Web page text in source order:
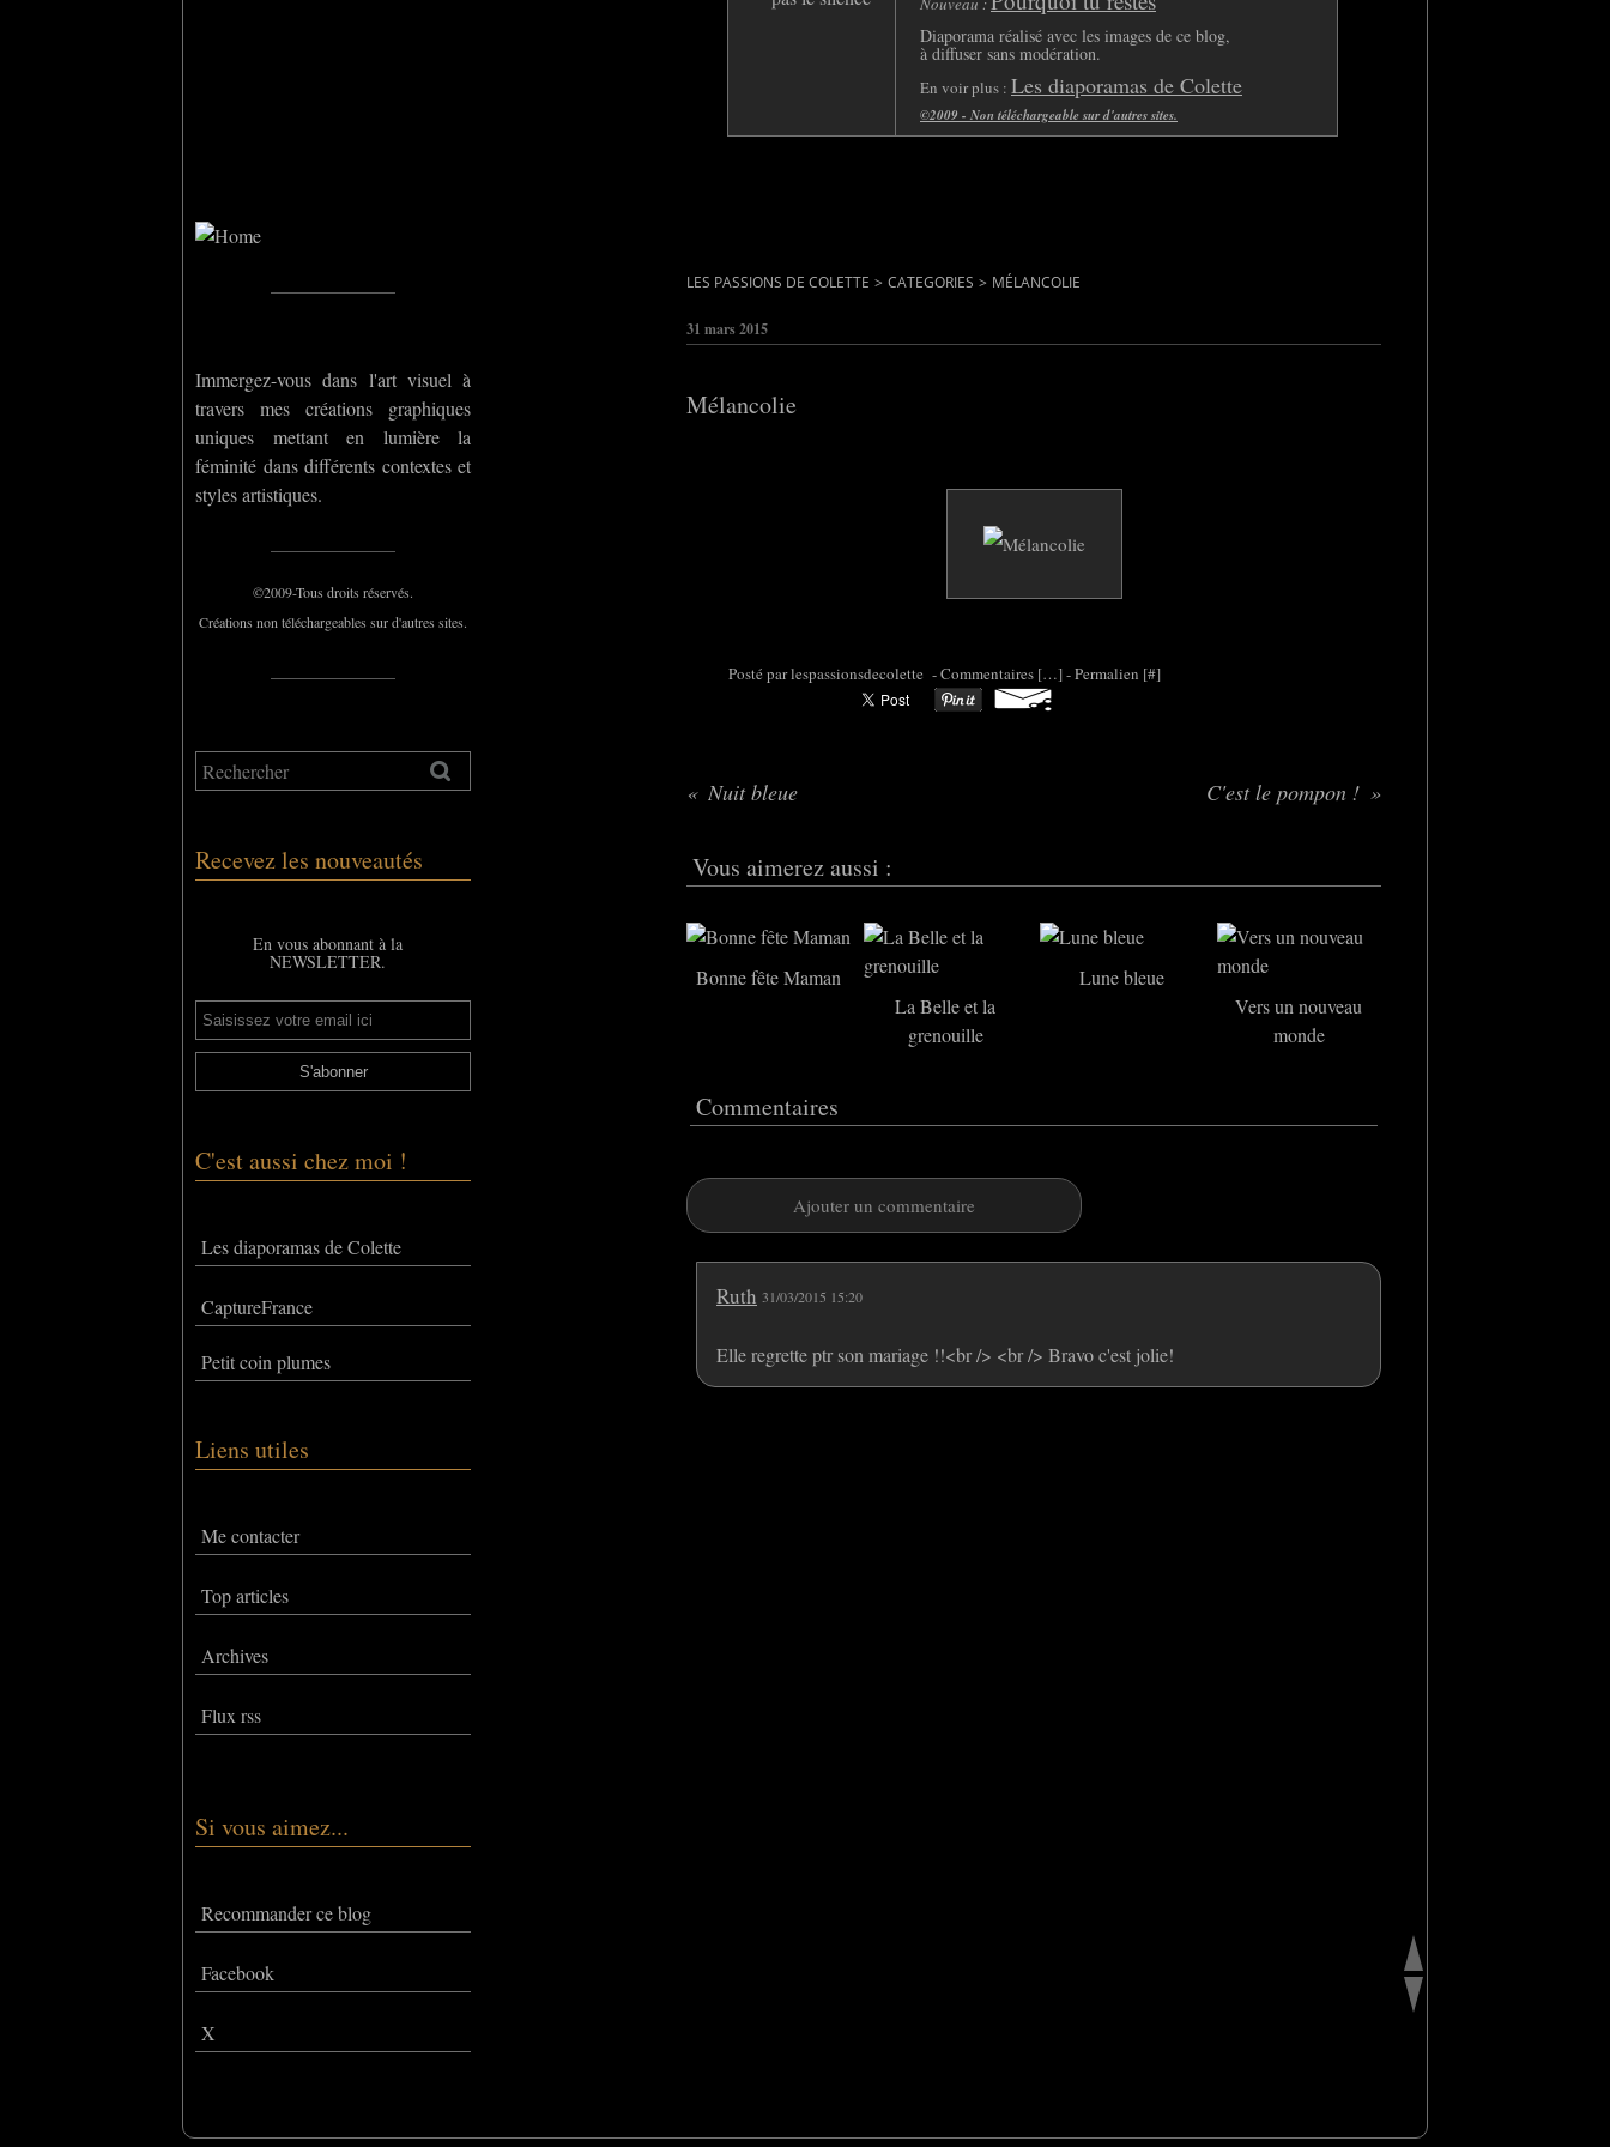
Immergez-vous dans l'art visuel à
travers mes créations graphiques
uniques mettant en lumière la
féminité dans différents contextes et
styles artistiques.
©2009-Tous droits réservés.
Créations non téléchargeables sur d'autres sites.
Diaporama réalisé avec les images de ce blog,
à diffuser sans modération.
En voir plus : Les diaporamas de Colette
©2009 - Non téléchargeable sur d'autres sites.
Recevez les nouveautés
C'est aussi chez moi !
Les diaporamas de Colette
CaptureFrance
Petit coin plumes
Liens utiles
Me contacter
Top articles
Archives
Flux rss
Si vous aimez...
Recommander ce blog
Facebook
X
LES PASSIONS DE COLETTE > CATEGORIES > MÉLANCOLIE
31 mars 2015
Mélancolie
Posté par colette95 à 06:45 -Commentaires […]- Permalien [#]
Nuit bleue C'est le pompon !
Vous aimerez aussi :
Bonne fête Maman
La Belle et la
grenouille
Lune bleue
Vers un nouveau
monde
Commentaires
Ajouter un commentaire
Ruth 31/03/2015 15:20
Elle regrette ptr son mariage !!<br /> <br /> Bravo c'est jolie!